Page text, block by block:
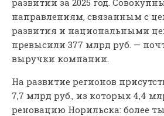
направлениям, связанным с
развития и национальными
превысили 377 млрд руб. —
выручки компании.
На развитие регионов
7,7 млрд руб., из которых 4,4
реновацию Норильска: более